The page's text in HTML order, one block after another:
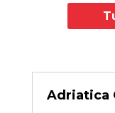
Adriatica